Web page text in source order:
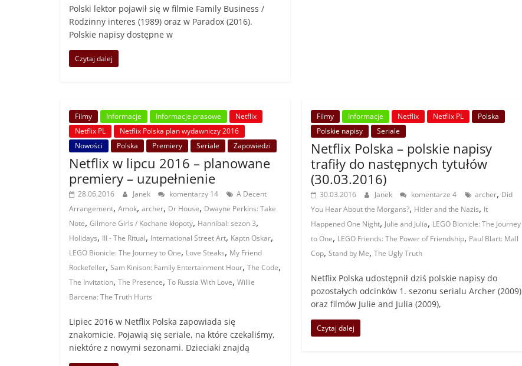
Polski lektor pojawił się w filmie Family Business /
Rodzinny interes (1989) oraz w Paradox (2016).
Polskie napisy dostępne w
Czytaj dalej
Filmy Informacje Informacje prasowe
Netflix
Netflix PL
Netflix Polska plan wydawniczy 2016
Nowości
Polska Premiery Seriale Zapowiedzi
Netflix w lipcu 2016 – planowane
premiery – uzupełnienie
28.06.2016 Janek komentarzy 14
A Decent
Arrangement, Amok, archer, Dr House, Dwayne Perkins: Take
Note, Gilmore Girls / Kochane kłopoty, Hannibal: sezon 3,
Holidays, III - The Ritual, International Street Art, Kaptn Oskar,
LEGO Bionicle: The Journey to One, Love Steaks, My Friend
Rockefeller, Sam Kinison: Family Entertainment Hour, The Code,
The Invitation, The Presence, To Russia With Love, Willie
Barcena: The Truth Hurts
Lipiec 2016 w Netflix Polska zapowiada się
znakomicie. Pojawią się seriale, na które czekaliśmy,
niektóre z nowymi sezonami. Dzieciaki znajdą
Filmy Informacje Netflix Netflix PL
Polska
Polskie napisy
Seriale
Netflix Polska – polskie napisy
trafiły do następnych tytułów
(30.03.2016)
30.03.2016 Janek komentarze 4 archer, Did
You Hear About the Morgans?, Hitler and the Nazis, It
Happened One Night, Julie and Julia, LEGO Bionicle: The Journey
to One, LEGO Friends: The Power of Friendship, Paul Blart: Mall
Cop,Stand by Me,The Ugly Truth
Netflix Polska udostępnił dziś polskie napisy do
pozostałych odcinków 1. sezonu serialu Archer (2009)
oraz filmów Julie and Julia (2009),
Czytaj dalej